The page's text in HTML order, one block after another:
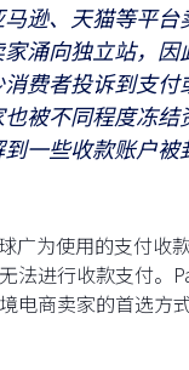
逊、天猫等平
涌向独立站，
费者投诉到支
被不同程度冻
一些收款账户被
广为使用的支付
法进行收款支付。
电商卖家的首选方